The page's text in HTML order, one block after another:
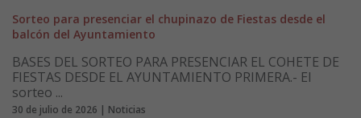
Sorteo para presenciar el chupinazo de Fiestas desde el
balcón del Ayuntamiento
BASES DEL SORTEO PARA PRESENCIAR EL COHETE DE
FIESTAS DESDE EL AYUNTAMIENTO PRIMERA.- El
sorteo ...
30 de julio de 2026 | Noticias